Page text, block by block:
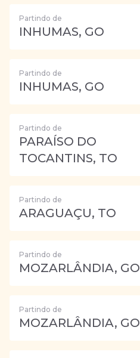
Partindo de
INHUMAS, GO
Partindo de
INHUMAS, GO
Partindo de
PARAÍSO DO
TOCANTINS, TO
Partindo de
ARAGUAÇU, TO
Partindo de
MOZARLÂNDIA, GO
Partindo de
MOZARLÂNDIA, GO